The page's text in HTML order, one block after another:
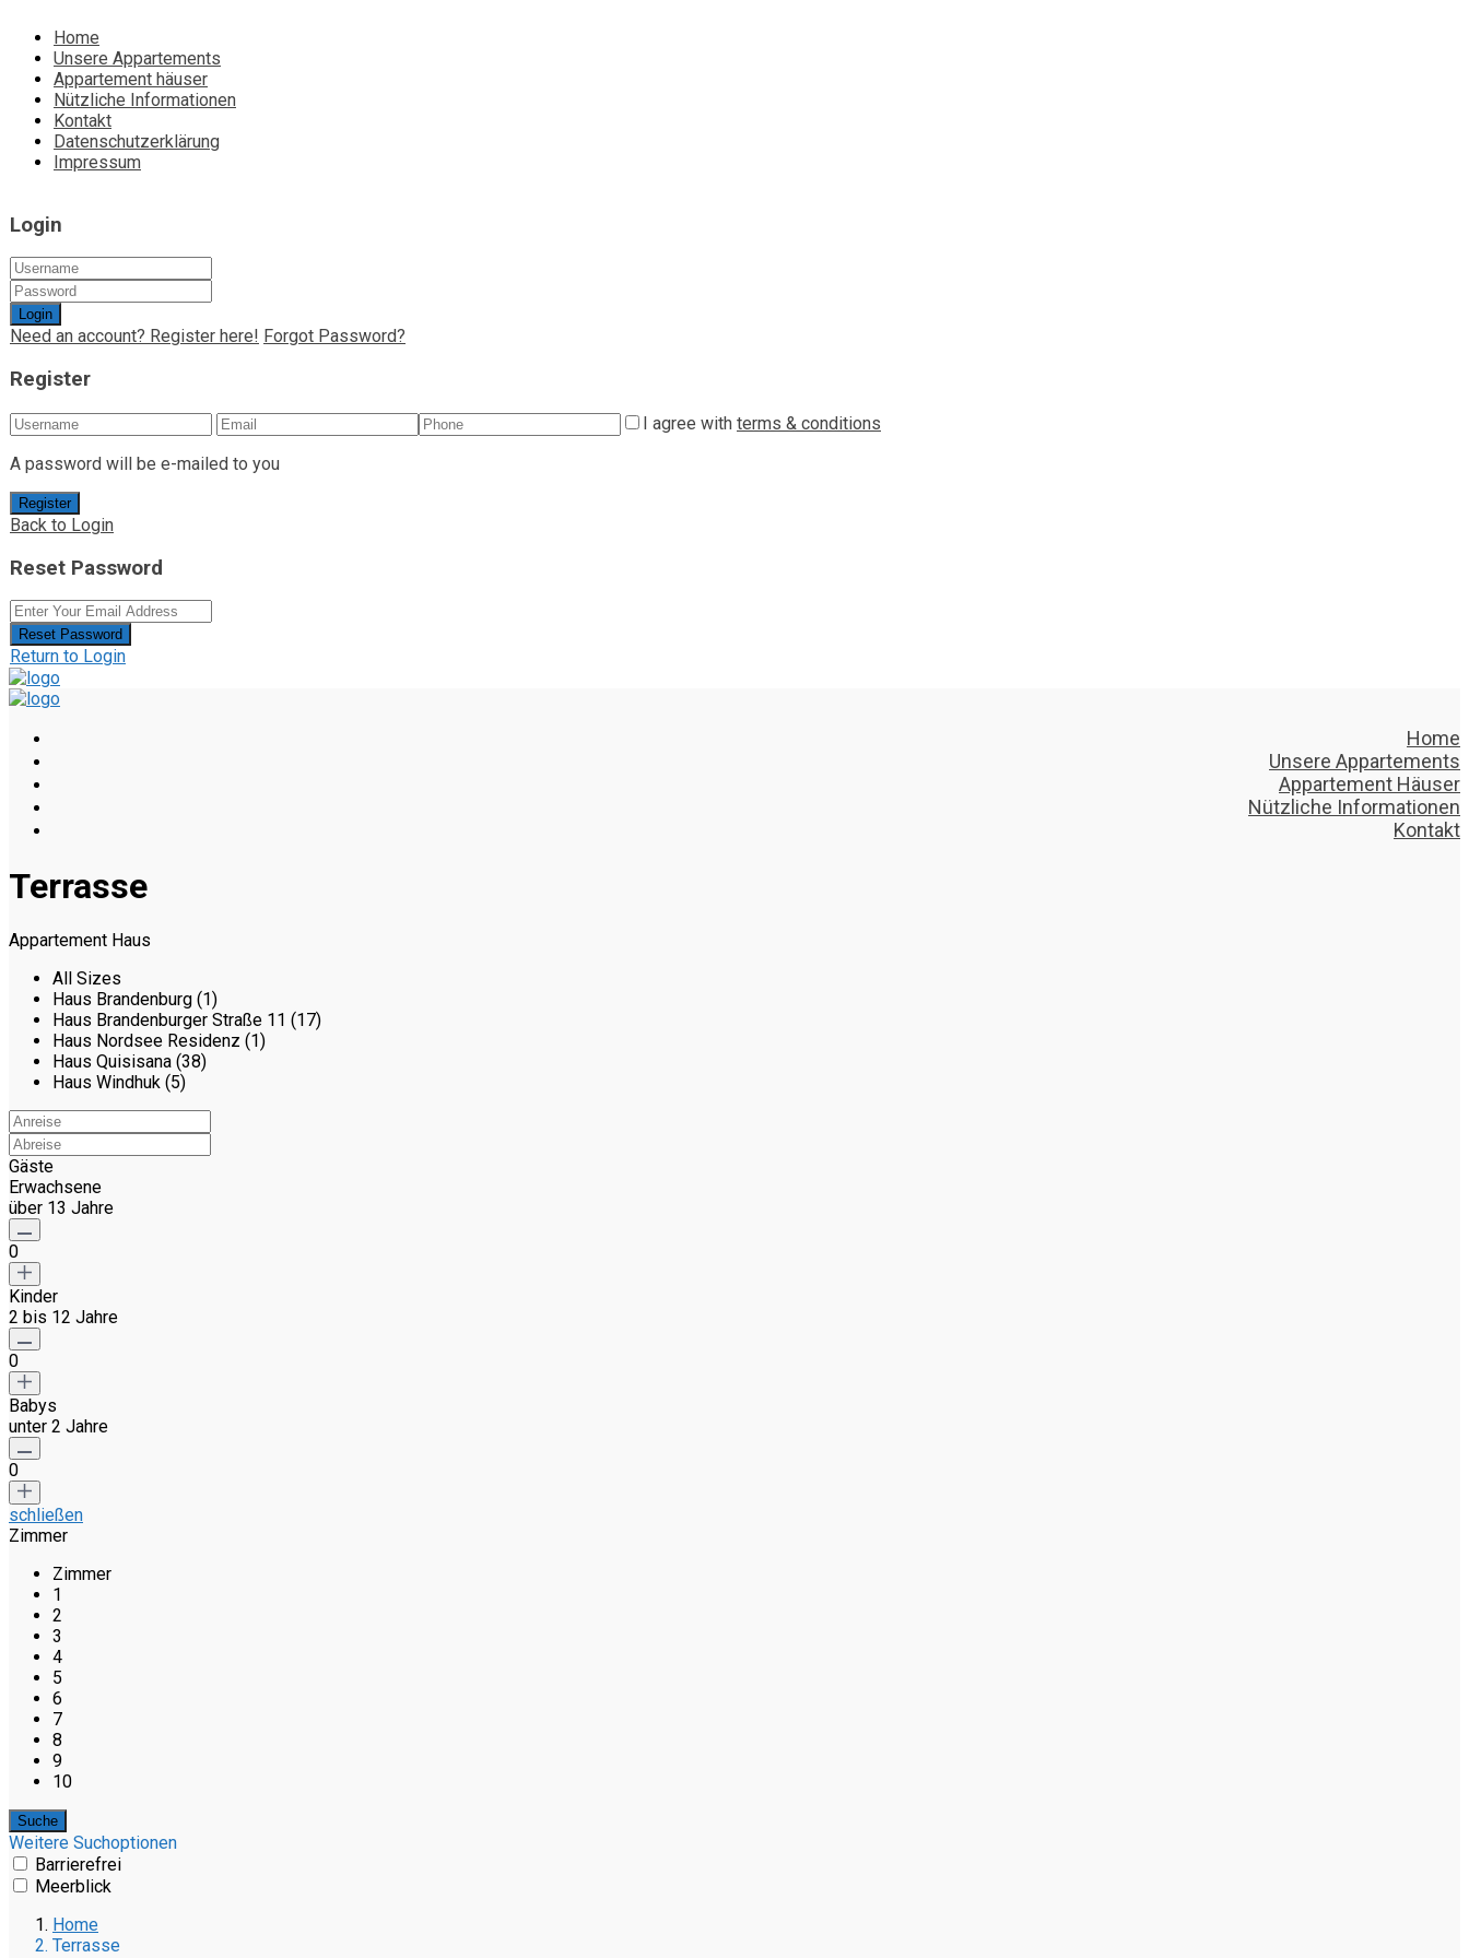
Home
Unsere Appartements
Appartement häuser
Nützliche Informationen
Kontakt
Datenschutzerklärung
Impressum
Login
Login
Need an account? Register here! Forgot Password?
Register
I agree with terms & conditions
A password will be e-mailed to you
Register
Back to Login
Reset Password
Reset Password
Return to Login
Home
Unsere Appartements
Appartement Häuser
Nützliche Informationen
Kontakt
Terrasse
Appartement Haus
All Sizes
Haus Brandenburg (1)
Haus Brandenburger Straße 11 (17)
Haus Nordsee Residenz (1)
Haus Quisisana (38)
Haus Windhuk (5)
Gäste
Erwachsene
über 13 Jahre
0
Kinder
2 bis 12 Jahre
0
Babys
unter 2 Jahre
0
schließen
Zimmer
Zimmer
1
2
3
4
5
6
7
8
9
10
Weitere Suchoptionen
Barrierefrei
Meerblick
Home
Terrasse